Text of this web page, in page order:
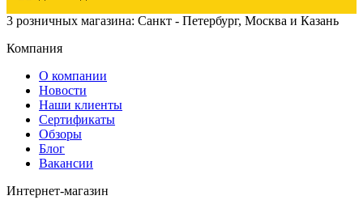
3 розничных магазина: Санкт - Петербург, Москва и Казань
Компания
О компании
Новости
Наши клиенты
Сертификаты
Обзоры
Блог
Вакансии
Интернет-магазин